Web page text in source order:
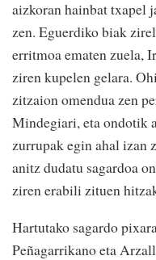
aizkoran hainbat txapel
zen. Eguerdiko biak
erritmoa ematen zuela,
ziren kupelen gelara.
zitzaion omendua zen
Mindegiari, eta ondotik
zurrupak egin ahal izan
anitz dudatu sagardoa
ziren erabili zituen
Hartutako sagardo
Peñagarrikano eta